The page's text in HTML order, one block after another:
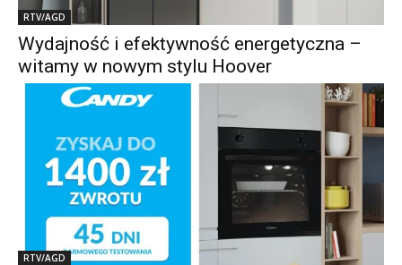
RTV/AGD
Wydajność i efektywność energetyczna –
witamy w nowym stylu Hoover
RTV/AGD